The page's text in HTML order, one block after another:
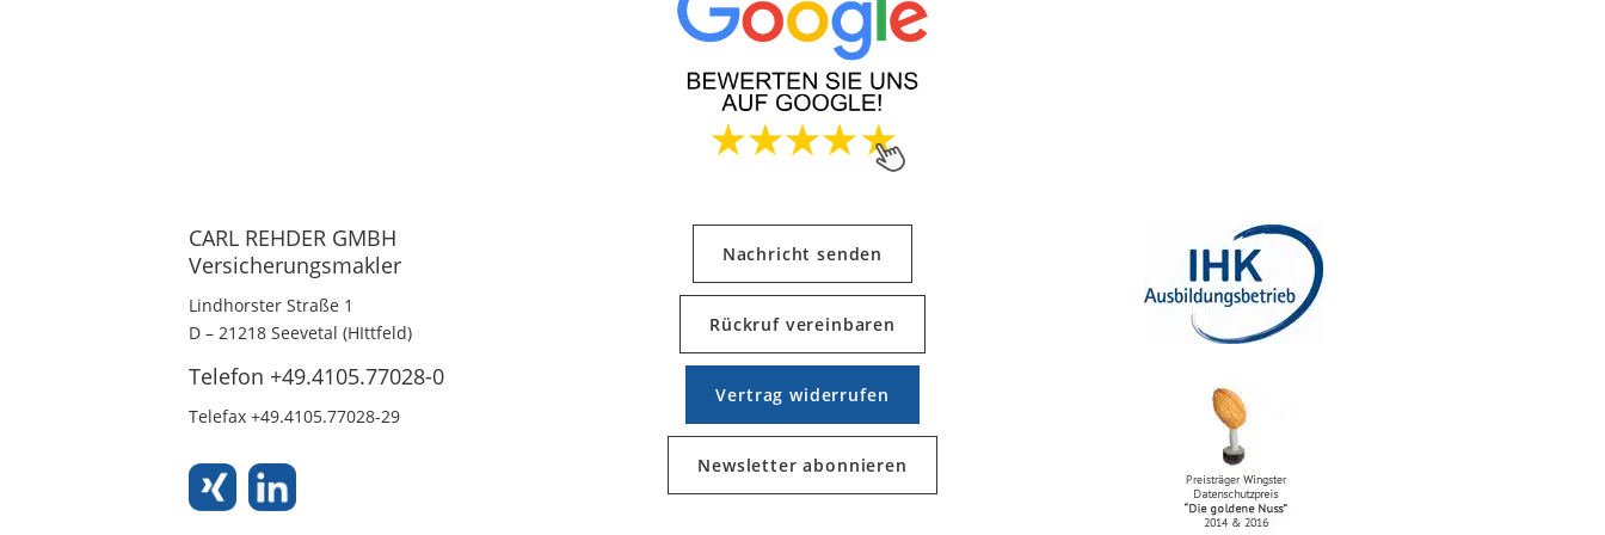
CARL REHDER GMBH
Versicherungsmakler
Lindhorster Straße 1
D – 21218 Seevetal (HIttfeld)
Telefon +49.4105.77028-0
Telefax +49.4105.77028-29
Nachricht senden
Rückruf vereinbaren
Vertrag widerrufen
Newsletter abonnieren